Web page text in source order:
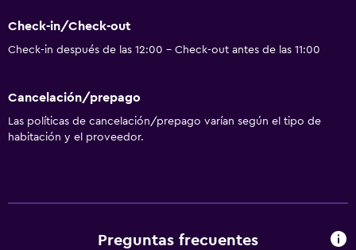
Check-in/Check-out
Check-in después de las 12:00 - Check-out antes de las 11:00
Cancelación/prepago
Las políticas de cancelación/prepago varían según el tipo de
habitación y el proveedor.
Preguntas frecuentes